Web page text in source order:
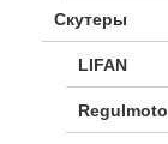
Скутеры
LIFAN
Regulmoto